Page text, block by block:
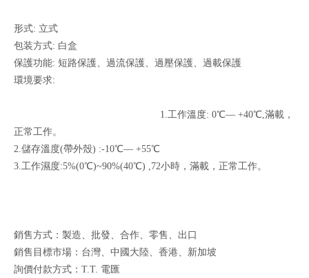
形式: 立式
包装方式: 白盒
保護功能: 短路保護、過流保護、過壓保護、過載保護
環境要求:
1.工作溫度: 0℃— +40℃,滿載，
正常工作。
2.儲存溫度(帶外殼) :-10℃— +55℃
3.工作濕度:5%(0℃)~90%(40℃) ,72小時，滿載，正常工作。
銷售方式：製造、批發、合作、零售、出口
銷售目標市場：台灣、中國大陸、香港、新加坡
詢價付款方式：T.T. 電匯